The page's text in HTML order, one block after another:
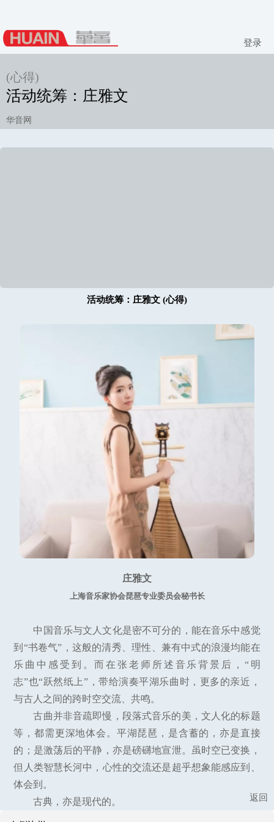
登录
(心得)
活动统筹：庄雅文
华音网
活动统筹：庄雅文 (心得)
庄雅文
上海音乐家协会琵琶专业委员会秘书长
中国音乐与文人文化是密不可分的，能在音乐中感觉
到“书卷气”，这般的清秀、理性、兼有中式的浪漫均能在
乐曲中感受到。而在张老师所述音乐背景后，“明
志”也“跃然纸上”，带给演奏平湖乐曲时，更多的亲近，
与古人之间的跨时空交流、共鸣。
古曲并非音疏即慢，段落式音乐的美，文人化的标题
等，都需更深地体会。平湖琵琶，是含蓄的，亦是直接
的；是激荡后的平静，亦是磅礴地宣泄。虽时空已变换，
但人类智慧长河中，心性的交流还是超乎想象能感应到、
体会到。
古典，亦是现代的。
返回